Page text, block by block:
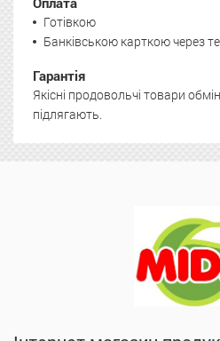
Готівкою
Банківською карткою через
Гарантія
Якісні продовольчі товари
підлягають.